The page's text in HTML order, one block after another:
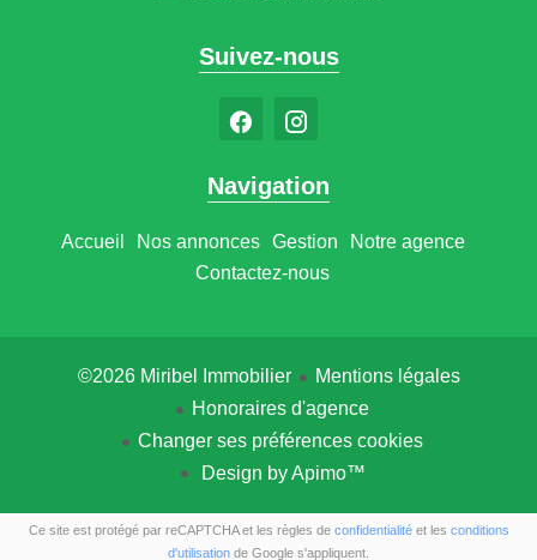
Suivez-nous
Navigation
Accueil Nos annonces Gestion
Notre agence
Contactez-nous
©2026 Miribel Immobilier
Mentions légales
Honoraires d'agence
Changer ses préférences cookies
Design byApimo™
Ce site est protégé par reCAPTCHA et les règles de confidentialitéet les conditions
d'utilisation de Google s'appliquent.